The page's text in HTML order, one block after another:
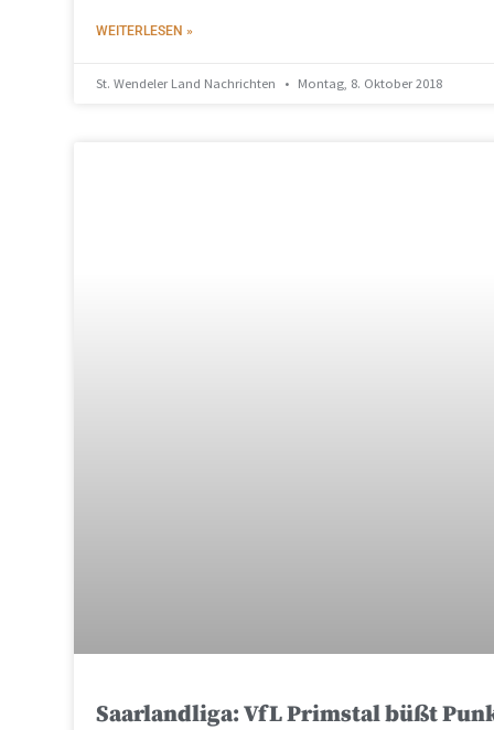
WEITERLESEN »
St. Wendeler Land Nachrichten Montag, 8. Oktober 2018
Saarlandliga: VfL Primstal büßt